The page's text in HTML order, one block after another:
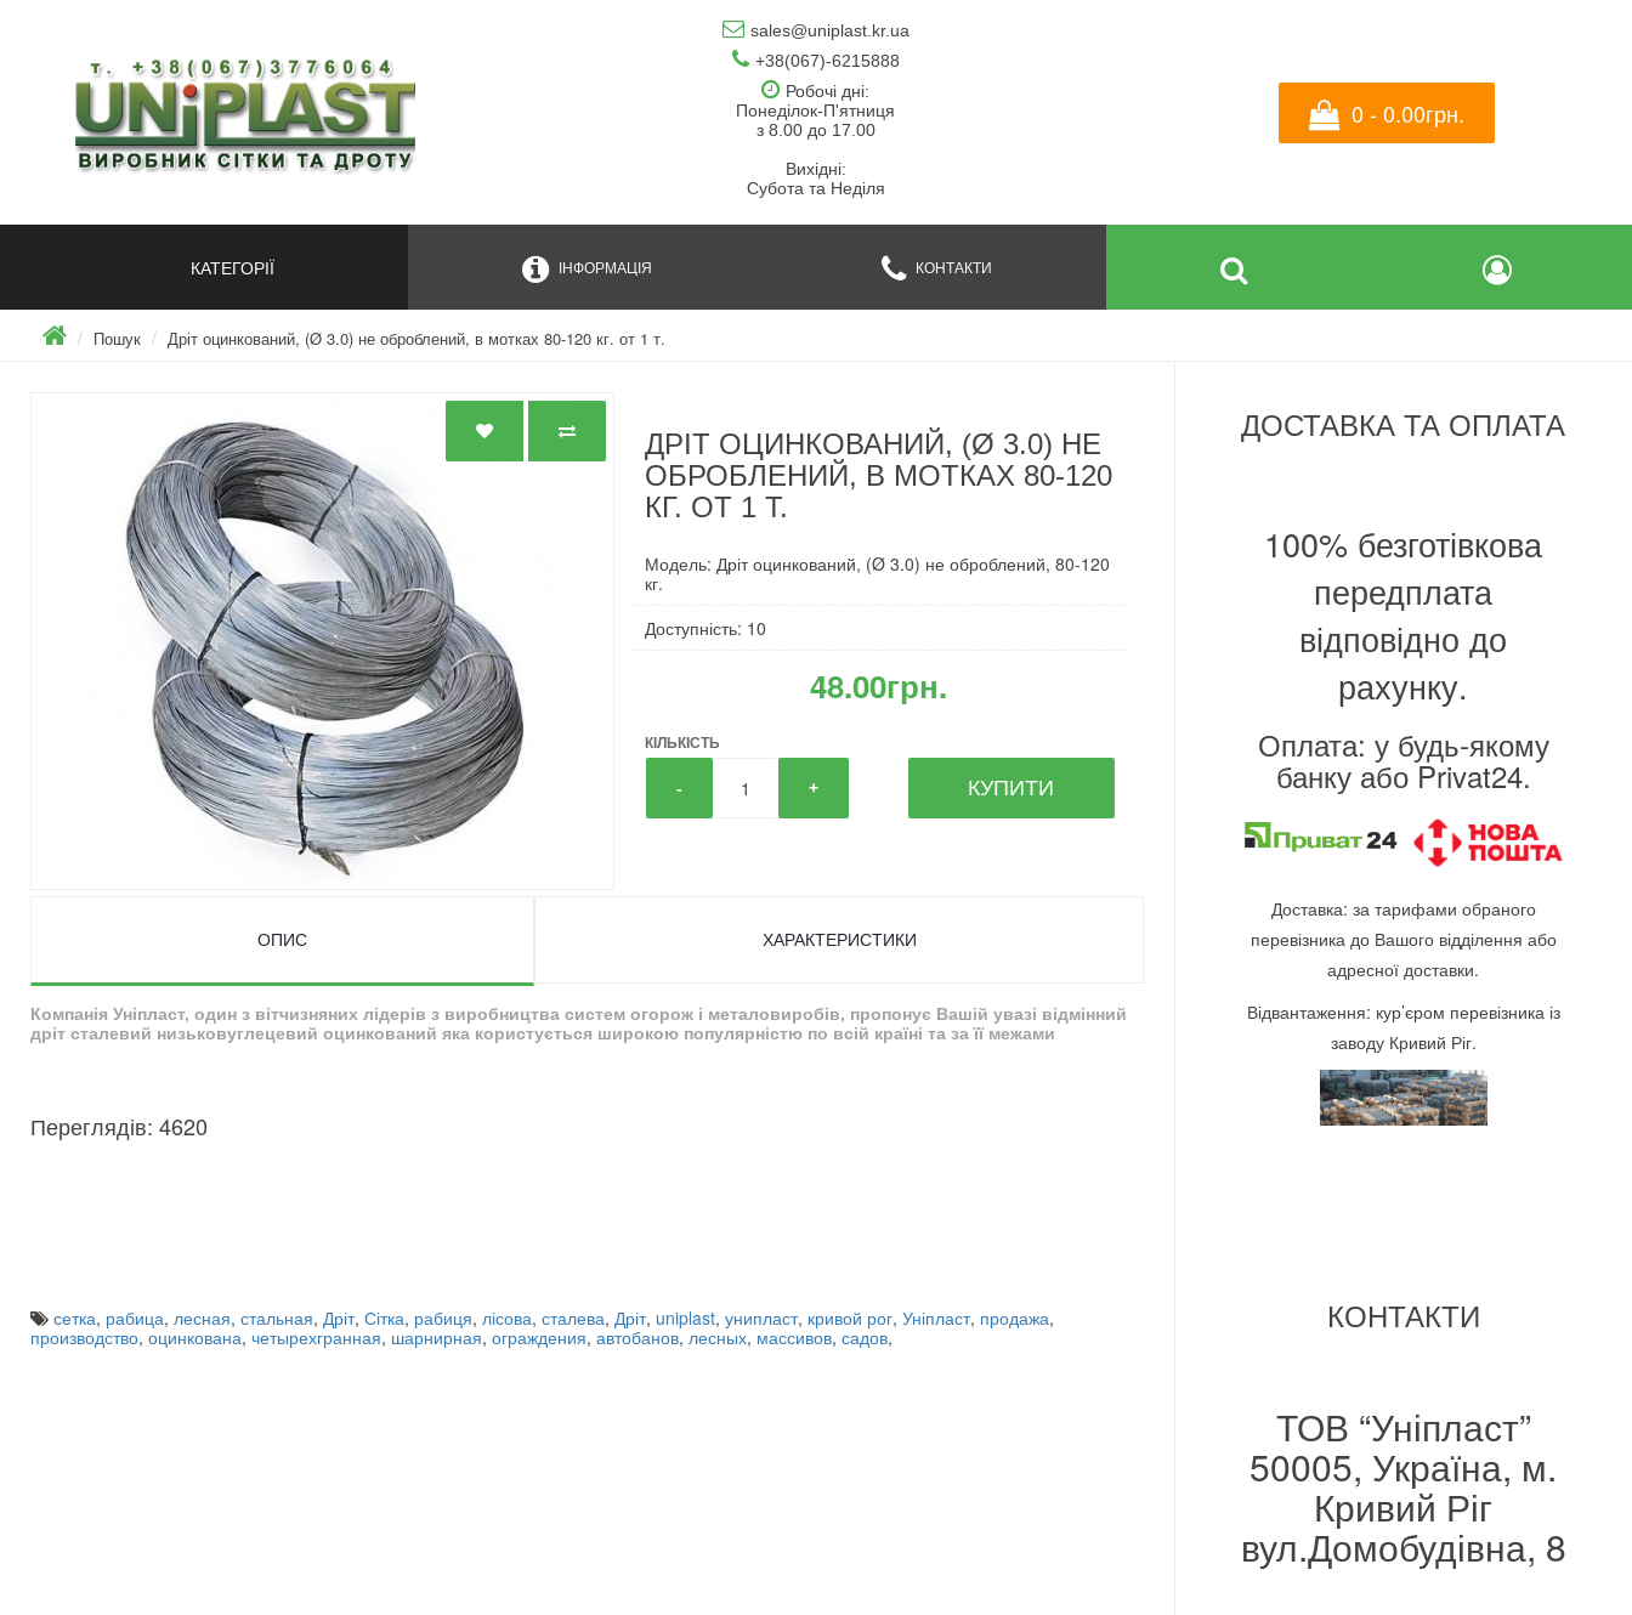
sales@uniplast.kr.ua
+38(067)-6215888
Робочі дні:
Понеділок-П'ятниця
з 8.00 до 17.00
Вихідні:
Субота та Неділя
0 - 0.00грн.
КАТЕГОРІЇ ІНФОРМАЦІЯ КОНТАКТИ
Пошук Дріт оцинкований, (Ø 3.0) не оброблений, в мотках 80-120 кг. от 1 т.
ДРІТ ОЦИНКОВАНИЙ, (Ø 3.0) НЕ
ОБРОБЛЕНИЙ, В МОТКАХ 80-120
КГ. ОТ 1 Т.
Модель: Дріт оцинкований, (Ø 3.0) не оброблений, 80-120
кг.
Доступність: 10
48.00грн.
КІЛЬКІСТЬ
- + КУПИТИ
ОПИС ХАРАКТЕРИСТИКИ
Компанія Уніпласт, один з вітчизняних лідерів з виробництва систем огорож і металовиробів, пропонує Вашій увазі відмінний
дріт сталевий низьковуглецевий оцинкований яка користується широкою популярністю по всій країні та за її межами
Переглядів: 4620
сетка, рабица, лесная, стальная, Дріт, Сітка, рабиця, лісова, сталева, Дріт, uniplast, унипласт, кривой рог, Уніпласт, продажа,
производство, оцинкована, четырехгранная, шарнирная, ограждения, автобанов, лесных, массивов, садов,
ДОСТАВКА ТА ОПЛАТА
100% безготівкова
передплата
відповідно до
рахунку.
Оплата: у будь-якому
банку або Privat24.
Доставка: за тарифами обраного
перевізника до Вашого відділення або
адресної доставки.
Відвантаження: кур’єром перевізника із
заводу Кривий Ріг.
КОНТАКТИ
ТОВ “Уніпласт”
50005, Україна, м.
Кривий Ріг
вул.Домобудівна, 8